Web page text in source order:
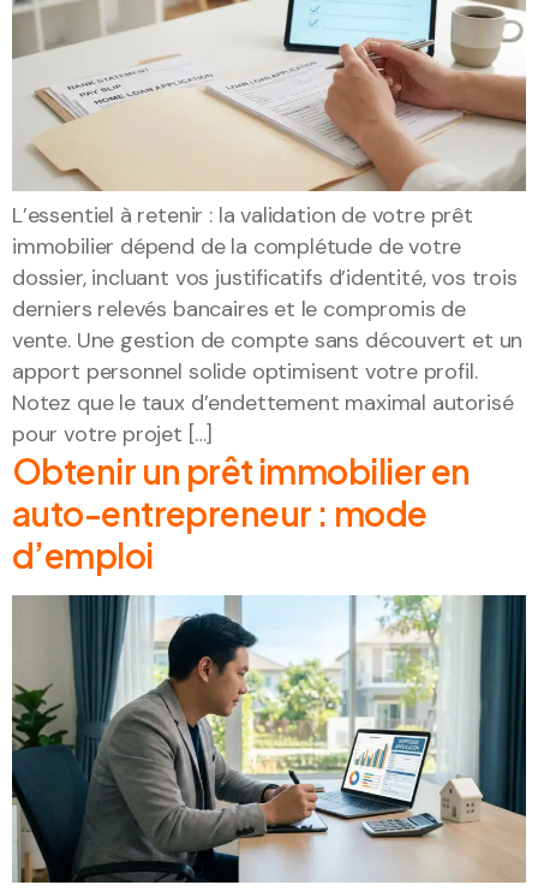
L’essentiel à retenir : la validation de votre prêt
immobilier dépend de la complétude de votre
dossier, incluant vos justificatifs d’identité, vos trois
derniers relevés bancaires et le compromis de
vente. Une gestion de compte sans découvert et un
apport personnel solide optimisent votre profil.
Notez que le taux d’endettement maximal autorisé
pour votre projet […]
Obtenir un prêt immobilier en
auto-entrepreneur : mode
d’emploi